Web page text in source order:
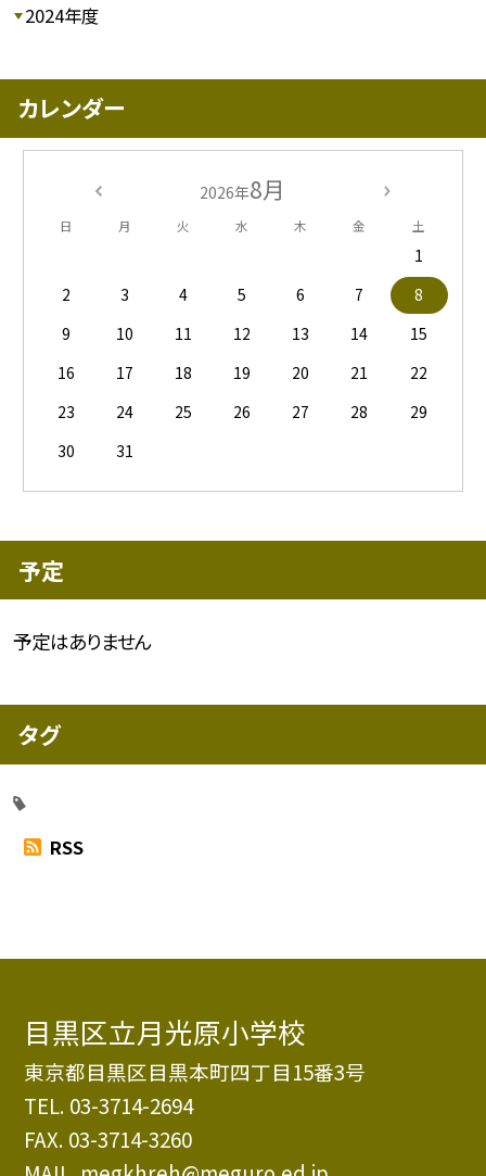
2024年度
カレンダー
2026年8月
日 月 火 水 木 金 土
1
2
3 4 5 6 7
8
9
10 11 12 13 14
15
16
17 18 19 20 21
22
23
24 25 26 27 28
29
30
31
予定
予定はありません
タグ
RSS
目黒区立月光原小学校
東京都目黒区目黒本町四丁目15番3号
TEL. 03-3714-2694
FAX. 03-3714-3260